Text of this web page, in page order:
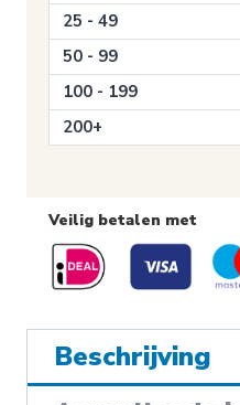
25 - 49
50 - 99
100 - 199
200+
Veilig betalen met
Beschrijving